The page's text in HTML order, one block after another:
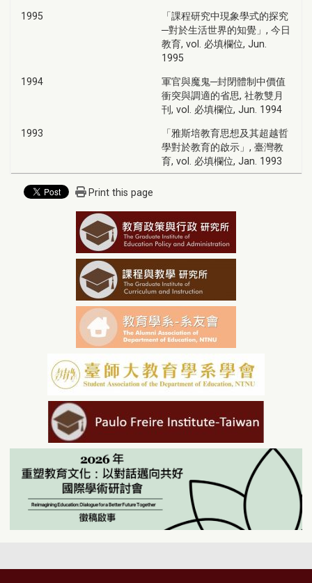
1995
「課程研究中現象學式的探究
─對於生活世界的知覺」, 今日
教育, vol. 必填欄位, Jun.
1995
1994
軍官與魔鬼─封閉體制中價值
衝突與調適的省思, 社教雙月
刊, vol. 必填欄位, Jun. 1994
1993
「雅斯培教育思想及其超越哲
學對於教育的啟示」, 臺灣教
育, vol. 必填欄位, Jan. 1993
Print this page